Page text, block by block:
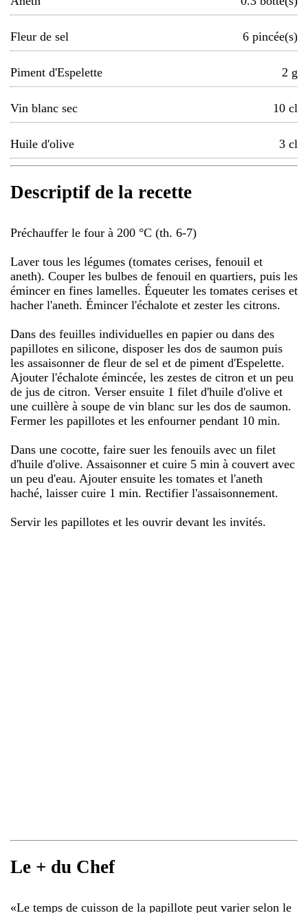
Fleur de sel 6 pincée(s)
Piment d'Espelette 2 g
Vin blanc sec 10 cl
Huile d'olive 3 cl
Descriptif de la recette
Préchauffer le four à 200 °C (th. 6-7)
Laver tous les légumes (tomates cerises, fenouil et
aneth). Couper les bulbes de fenouil en quartiers, puis les
émincer en fines lamelles. Équeuter les tomates cerises et
hacher l'aneth. Émincer l'échalote et zester les citrons.
Dans des feuilles individuelles en papier ou dans des
papillotes en silicone, disposer les dos de saumon puis
les assaisonner de fleur de sel et de piment d'Espelette.
Ajouter l'échalote émincée, les zestes de citron et un peu
de jus de citron. Verser ensuite 1 filet d'huile d'olive et
une cuillère à soupe de vin blanc sur les dos de saumon.
Fermer les papillotes et les enfourner pendant 10 min.
Dans une cocotte, faire suer les fenouils avec un filet
d'huile d'olive. Assaisonner et cuire 5 min à couvert avec
un peu d'eau. Ajouter ensuite les tomates et l'aneth
haché, laisser cuire 1 min. Rectifier l'assaisonnement.
Servir les papillotes et les ouvrir devant les invités.
Le + du Chef
«Le temps de cuisson de la papillote peut varier selon le